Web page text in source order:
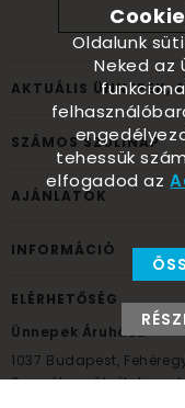
AKTUÁLIS ÜNNEPEK,
SZÁMOS SZÜLINAP
AJÁNLATOK
INFORMÁCIÓ
ELÉRHETŐSÉG
Ünnepek Áruháza
1037 Budapest,
Személyes átvételi pont
Oldalunk
Neked az
tehessük
elfogadod az